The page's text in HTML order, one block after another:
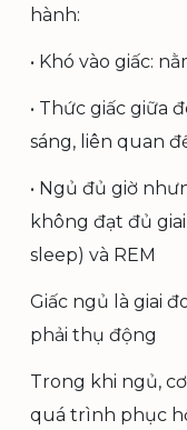
hành:
• Khó vào giấc:
• Thức giấc giữa
sáng, liên quan
• Ngủ đủ giờ
không đạt đủ
sleep) và REM
Giấc ngủ là giai
phải thụ động
Trong khi ngủ,
quá trình phục